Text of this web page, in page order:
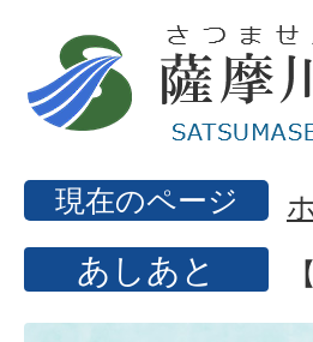
現在のページ
あしあと